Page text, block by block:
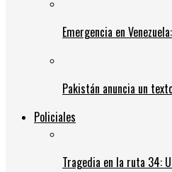
Emergencia en
Pakistán anuncia un
Policiales
Tragedia en la ruta 34: